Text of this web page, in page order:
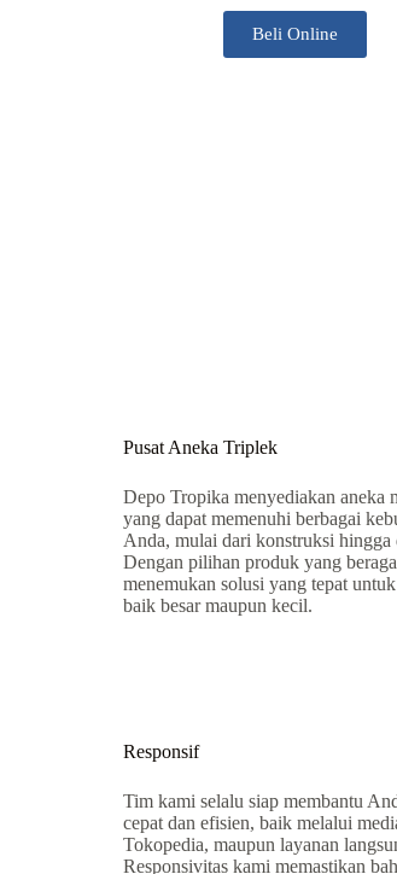
Beli Online
Pusat Aneka Triplek
Depo Tropika menyediakan aneka
yang dapat memenuhi berbagai
Anda, mulai dari konstruksi hingga
Dengan pilihan produk yang
menemukan solusi yang tepat
baik besar maupun kecil.
Responsif
Tim kami selalu siap membantu
cepat dan efisien, baik melalui
Tokopedia, maupun layanan
Responsivitas kami memastikan